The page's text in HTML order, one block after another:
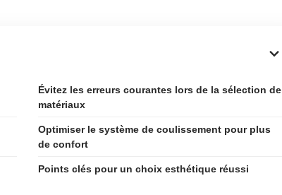
Évitez les erreurs courantes lors de la sélection de
matériaux
Optimiser le système de coulissement pour plus
de confort
Points clés pour un choix esthétique réussi